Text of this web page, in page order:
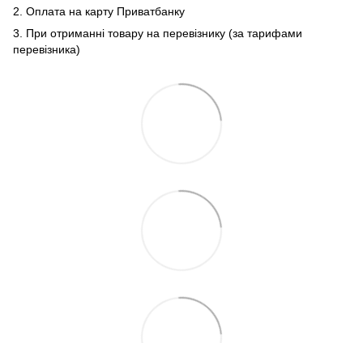
2. Оплата на карту Приватбанку
3. При отриманні товару на перевізнику (за тарифами
перевізника)